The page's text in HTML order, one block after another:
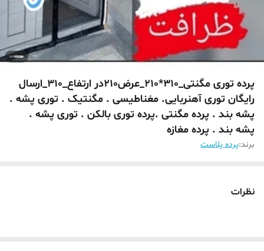
پرده توری مگنتی_310*210_عرض210در ارتفاع_310_ارسال
رایگان توری آهنربایی. مغناطیسی . مگنتیک . توری پشه .
پشه بند . پرده مگنتی .پرده توری بالکن . توری پشه .
پشه بند . پرده مغازه
برند:پرده پلاست
نظرات